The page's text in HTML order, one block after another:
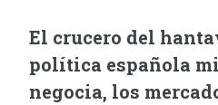
El crucero del
política española
negocia, los